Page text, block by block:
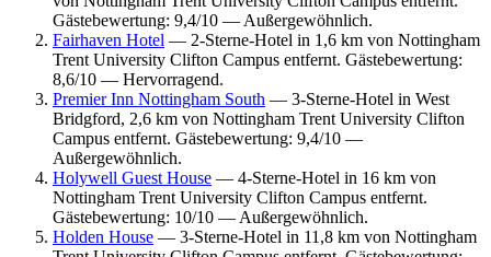
Gästebewertung: 9,4/10 — Außergewöhnlich.
Fairhaven Hotel — 2-Sterne-Hotel in 1,6 km von Nottingham
Trent University Clifton Campus entfernt. Gästebewertung:
8,6/10 — Hervorragend.
Premier Inn Nottingham South — 3-Sterne-Hotel in West
Bridgford, 2,6 km von Nottingham Trent University Clifton
Campus entfernt. Gästebewertung: 9,4/10 —
Außergewöhnlich.
Holywell Guest House — 4-Sterne-Hotel in 16 km von
Nottingham Trent University Clifton Campus entfernt.
Gästebewertung: 10/10 — Außergewöhnlich.
Holden House — 3-Sterne-Hotel in 11,8 km von Nottingham